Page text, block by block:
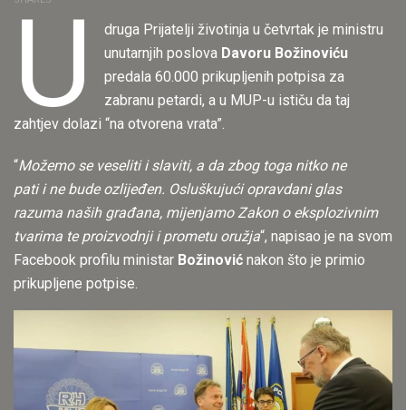
U
druga Prijatelji životinja u četvrtak je ministru
unutarnjih poslova Davoru Božinoviću
predala 60.000 prikupljenih potpisa za
zabranu petardi, a u MUP-u ističu da taj
zahtjev dolazi “na otvorena vrata”.
“Možemo se veseliti i slaviti, a da zbog toga nitko ne
pati i ne bude ozlijeđen. Osluškujući opravdani glas
razuma naših građana, mijenjamo Zakon o eksplozivnim
tvarima te proizvodnji i prometu oružja“, napisao je na svom
Facebook profilu ministar Božinović nakon što je primio
prikupljene potpise.